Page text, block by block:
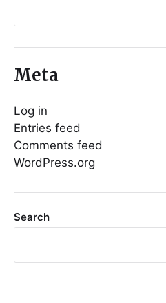
Meta
Log in
Entries feed
Comments feed
WordPress.org
Search